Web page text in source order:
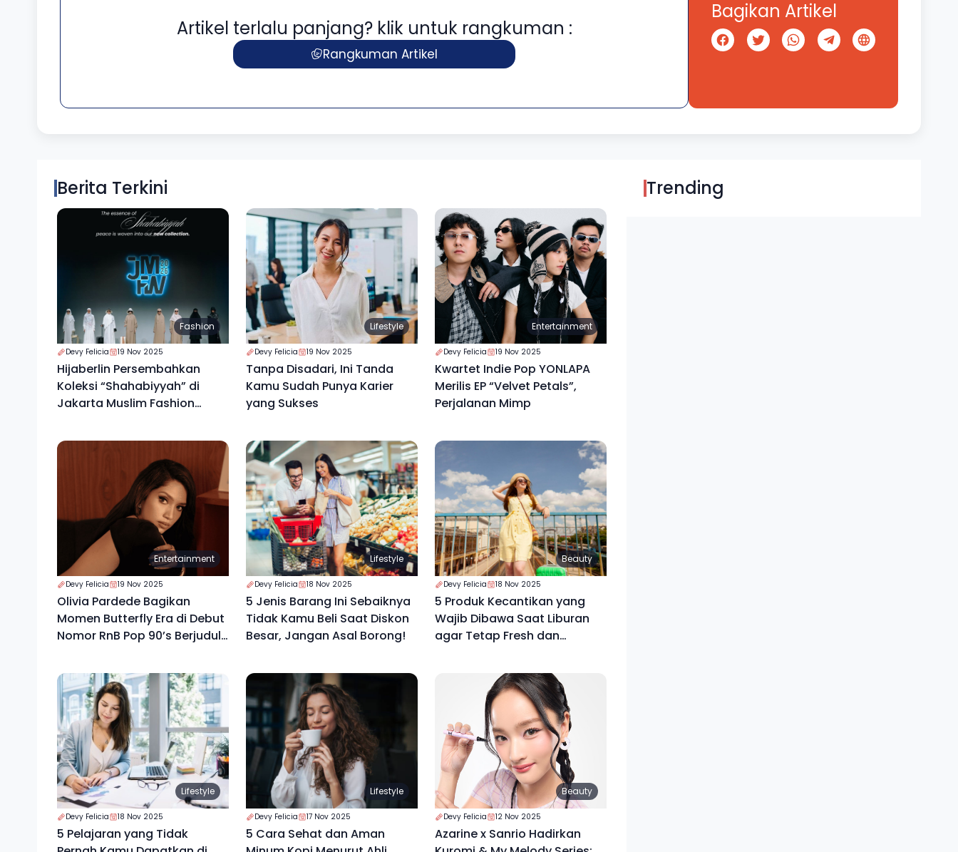
Artikel terlalu panjang? klik untuk rangkuman :
Rangkuman Artikel
Bagikan Artikel
Berita Terkini
Fashion
Devy Felicia 19 Nov 2025
Hijaberlin Persembahkan
Koleksi “Shahabiyyah” di
Jakarta Muslim Fashion
Lifestyle
Devy Felicia 19 Nov 2025
Tanpa Disadari, Ini Tanda
Kamu Sudah Punya Karier
yang Sukses
Entertainment
Devy Felicia 19 Nov 2025
Kwartet Indie Pop YONLAPA
Merilis EP “Velvet Petals”,
Perjalanan Mimp
Entertainment
Devy Felicia 19 Nov 2025
Olivia Pardede Bagikan
Momen Butterfly Era di Debut
Nomor RnB Pop 90’s Berjudul
Lifestyle
Devy Felicia 18 Nov 2025
5 Jenis Barang Ini Sebaiknya
Tidak Kamu Beli Saat Diskon
Besar, Jangan Asal Borong!
Beauty
Devy Felicia 18 Nov 2025
5 Produk Kecantikan yang
Wajib Dibawa Saat Liburan
agar Tetap Fresh dan
Lifestyle
Devy Felicia 18 Nov 2025
5 Pelajaran yang Tidak
Lifestyle
Devy Felicia 17 Nov 2025
5 Cara Sehat dan Aman
Beauty
Devy Felicia 12 Nov 2025
Azarine x Sanrio Hadirkan
Trending